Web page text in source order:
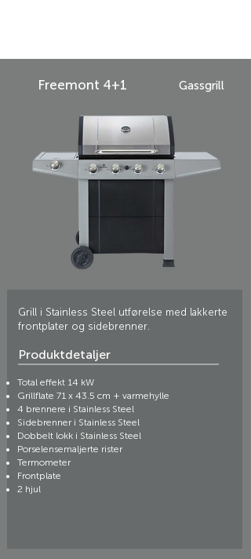
Freemont 4+1
Grill i Stainless Steel utførelse med lakkerte
frontplater og sidebrenner.
Produktdetaljer
Total effekt 14 kW
Grillflate 71 x 43.5 cm + varmehylle
4 brennere i Stainless Steel
Sidebrenner i Stainless Steel
Dobbelt lokk i Stainless Steel
Porselensemaljerte rister
Termometer
Frontplate
2 hjul
Gassgrill